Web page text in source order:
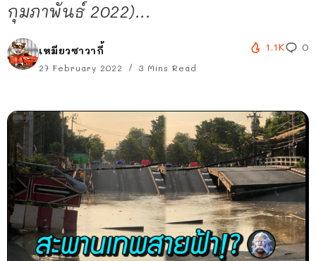
กุมภาพันธ์ 2022)...
เหมียวซาวากี้
27 February 2022 3 Mins Read
1.1K 0